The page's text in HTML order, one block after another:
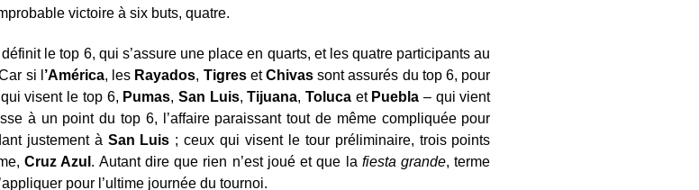
victoire à six buts, quatre.
le top 6, qui s’assure une place en quarts, et les quatre participants au
si l ’América, les Rayados, TigresetChivassont assurés du top 6, pour
visent le top 6, Pumas, San Luis,Tijuana, Tolucaet Puebla – qui vient
à un point du top 6, l’affaire paraissant tout de même compliquée pour
justement à San Luis ; ceux qui visent le tour préliminaire, trois points
Cruz Azul . Autant dire que rien n’est joué et que la fiesta grande, terme
pour l’ultime journée du tournoi.